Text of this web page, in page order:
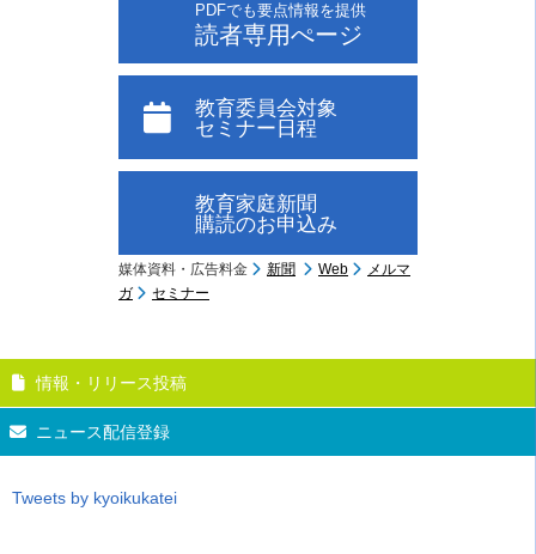
PDFでも要点情報を提供
読者専用ぺージ
教育委員会対象
セミナー日程
教育家庭新聞
購読のお申込み
媒体資料・広告料金 新聞 Web
メルマ
ガ
セミナー
情報・リリース投稿
ニュース配信登録
Tweets by kyoikukatei